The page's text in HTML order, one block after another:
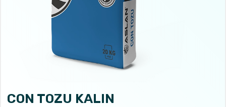
CON TOZU KALIN